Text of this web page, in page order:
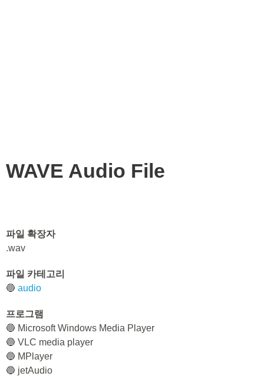
WAVE Audio File
파일 확장자
.wav
파일 카테고리
🔵 audio
프로그램
🔵 Microsoft Windows Media Player
🔵 VLC media player
🔵 MPlayer
🔵 jetAudio